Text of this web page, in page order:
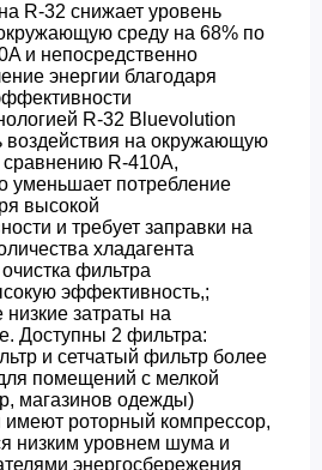
R-32 снижает уровень
среду на 68% по
и непосредственно
энергии благодаря
R-32 Bluevolution
воздействия на окружающую
R-410A,
уменьшает потребление
высокой
и требует заправки на
хладагента
фильтра
эффективность,;
затраты на
Доступны 2 фильтра:
и сетчатый фильтр более
помещений с мелкой
магазинов одежды)
роторный компрессор,
низким уровнем шума и
энергосбережения